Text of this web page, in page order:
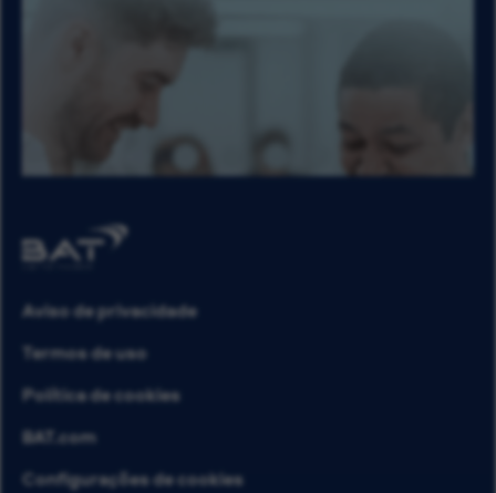
Aviso de privacidade
Termos de uso
Política de cookies
BAT.com
Configurações de cookies